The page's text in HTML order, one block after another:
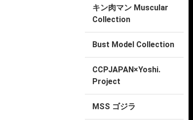
キン肉マン Muscular
Collection
Bust Model Collection
CCPJAPAN×Yoshi.
Project
MSS ゴジラ